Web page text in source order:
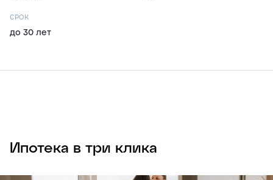
СРОК
до 30 лет
Ипотека в три клика